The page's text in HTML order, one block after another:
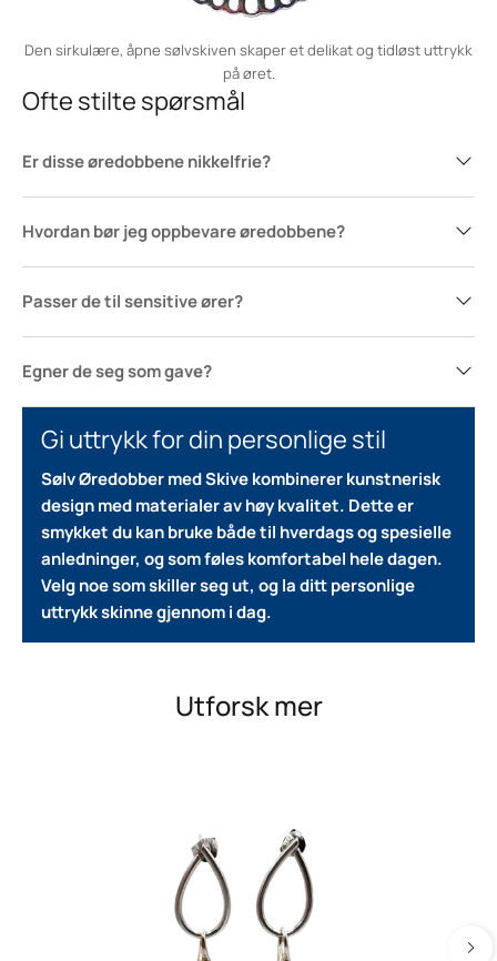
Den sirkulære, åpne sølvskiven skaper et delikat og tidløst uttrykk
på øret.
Ofte stilte spørsmål
Er disse øredobbene nikkelfrie?
Hvordan bør jeg oppbevare øredobbene?
Passer de til sensitive ører?
Egner de seg som gave?
Gi uttrykk for din personlige stil
Sølv Øredobber med Skive kombinerer kunstnerisk
design med materialer av høy kvalitet. Dette er
smykket du kan bruke både til hverdags og spesielle
anledninger, og som føles komfortabel hele dagen.
Velg noe som skiller seg ut, og la ditt personlige
uttrykk skinne gjennom i dag.
Utforsk mer